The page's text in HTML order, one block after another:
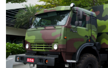
Khởi nghiệp
Tuyên chiến với gian lận
thương mại